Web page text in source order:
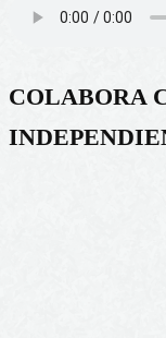
COLABORA